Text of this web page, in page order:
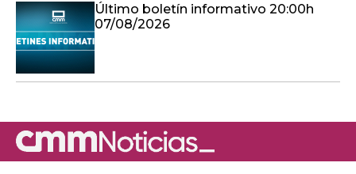
Último boletín informativo 20:00h
07/08/2026